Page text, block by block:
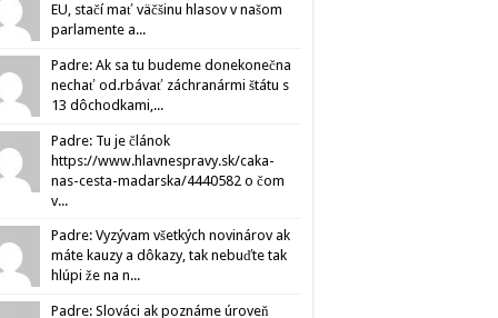
EU, stačí mať väčšinu hlasov v našom
parlamente a...
Padre: Ak sa tu budeme donekonečna
nechať od.rbávať záchranármi štátu s
13 dôchodkami,...
Padre: Tu je článok
https://www.hlavnespravy.sk/caka-
nas-cesta-madarska/4440582 o čom
v...
Padre: Vyzývam všetkých novinárov ak
máte kauzy a dôkazy, tak nebuďte tak
hlúpi že na n...
Padre: Slováci ak poznáme úroveň